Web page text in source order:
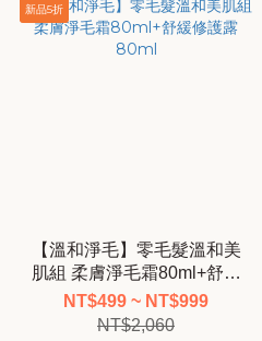
新品5折
【溫和淨毛】零毛髮溫和美
肌組 柔膚淨毛霜80ml+舒緩
修護露80ml
NT$499 ~ NT$999
NT$2,060